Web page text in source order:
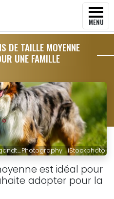
MENU
DE TAILLE MOYENNE
UNE FAMILLE
| iStockphoto
est idéal pour
adopter pour la